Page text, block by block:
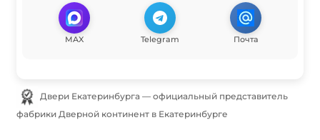
MAX Telegram Почта
фабрики Дверной континент в Екатеринбурге